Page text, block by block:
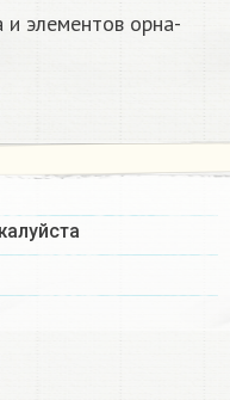
и элементов орна-